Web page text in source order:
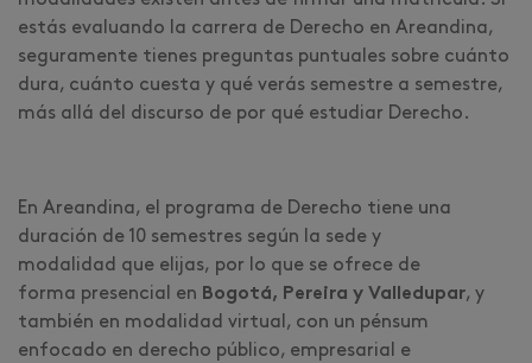
estás evaluando la carrera de Derecho en Areandina,
seguramente tienes preguntas puntuales sobre cuánto
dura, cuánto cuesta y qué verás semestre a semestre,
más allá del discurso de por qué estudiar Derecho.
En Areandina, el programa de Derecho tiene una
duración de 10 semestres según la sede y
modalidad que elijas, por lo que se ofrece de
forma presencial en Bogotá, Pereira y Valledupar, y
también en modalidad virtual, con un pénsum
enfocado en derecho público, empresarial e